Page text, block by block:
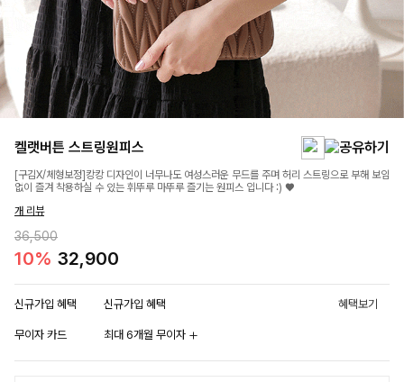
켈랫버튼 스트링원피스
[구김X/체형보정]캉캉 디자인이 너무나도 여성스러운 무드를 주며 허리 스트링으로 부해 보임
없이 즐겨 착용하실 수 있는 휘뚜루 마뚜루 즐기는 원피스 입니다 :) ♥
개 리뷰
36,500
10% 32,900
신규가입 혜택 신규가입 혜택 혜택보기
무이자 카드 최대 6개월 무이자